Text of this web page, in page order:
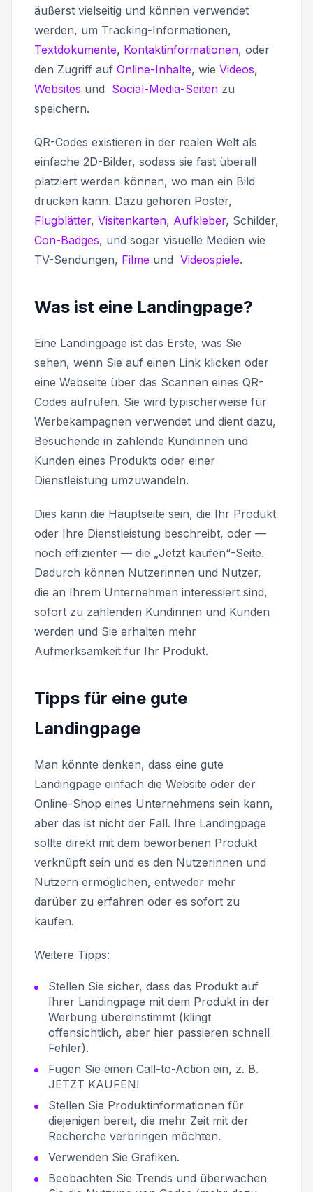
äußerst vielseitig und können verwendet
werden, um Tracking-Informationen,
Textdokumente, Kontaktinformationen, oder
den Zugriff auf Online-Inhalte, wie Videos,
Websites und Social-Media-Seiten zu
speichern.
QR-Codes existieren in der realen Welt als
einfache 2D-Bilder, sodass sie fast überall
platziert werden können, wo man ein Bild
drucken kann. Dazu gehören Poster,
Flugblätter, Visitenkarten, Aufkleber, Schilder,
Con-Badges, und sogar visuelle Medien wie
TV-Sendungen, Filme und Videospiele.
Was ist eine Landingpage?
Eine Landingpage ist das Erste, was Sie
sehen, wenn Sie auf einen Link klicken oder
eine Webseite über das Scannen eines QR-
Codes aufrufen. Sie wird typischerweise für
Werbekampagnen verwendet und dient dazu,
Besuchende in zahlende Kundinnen und
Kunden eines Produkts oder einer
Dienstleistung umzuwandeln.
Dies kann die Hauptseite sein, die Ihr Produkt
oder Ihre Dienstleistung beschreibt, oder —
noch effizienter — die „Jetzt kaufen“-Seite.
Dadurch können Nutzerinnen und Nutzer,
die an Ihrem Unternehmen interessiert sind,
sofort zu zahlenden Kundinnen und Kunden
werden und Sie erhalten mehr
Aufmerksamkeit für Ihr Produkt.
Tipps für eine gute
Landingpage
Man könnte denken, dass eine gute
Landingpage einfach die Website oder der
Online-Shop eines Unternehmens sein kann,
aber das ist nicht der Fall. Ihre Landingpage
sollte direkt mit dem beworbenen Produkt
verknüpft sein und es den Nutzerinnen und
Nutzern ermöglichen, entweder mehr
darüber zu erfahren oder es sofort zu
kaufen.
Weitere Tipps:
Stellen Sie sicher, dass das Produkt auf
Ihrer Landingpage mit dem Produkt in der
Werbung übereinstimmt (klingt
offensichtlich, aber hier passieren schnell
Fehler).
Fügen Sie einen Call-to-Action ein, z. B.
JETZT KAUFEN!
Stellen Sie Produktinformationen für
diejenigen bereit, die mehr Zeit mit der
Recherche verbringen möchten.
Verwenden Sie Grafiken.
Beobachten Sie Trends und überwachen